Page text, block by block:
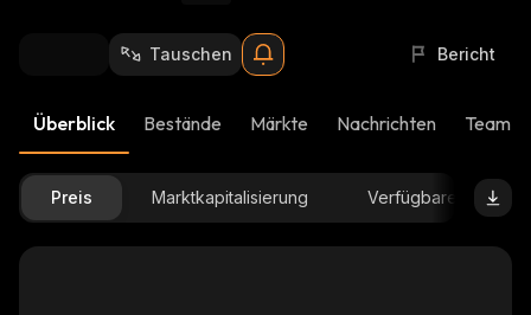
Tauschen Bericht
Überblick Bestände Märkte Nachrichten Team-
Preis Marktkapitalisierung Verfügbare Menge